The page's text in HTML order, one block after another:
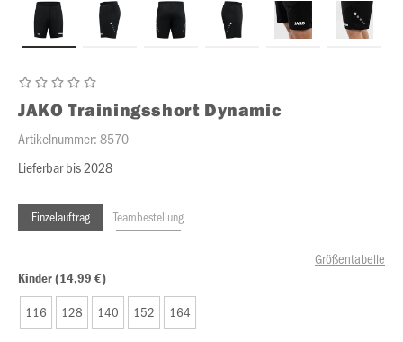
JAKO Trainingsshort Dynamic
Artikelnummer:8570
Lieferbar bis 2028
Einzelauftrag Teambestellung
Größentabelle
Kinder (14,99 €)
116 128 140 152 164